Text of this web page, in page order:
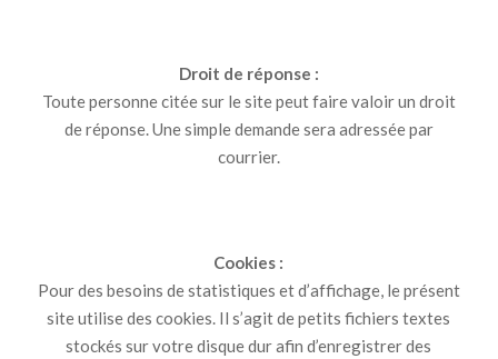
Droit de réponse :
Toute personne citée sur le site peut faire valoir un droit
de réponse. Une simple demande sera adressée par
courrier.
Cookies :
Pour des besoins de statistiques et d’affichage, le présent
site utilise des cookies. Il s’agit de petits fichiers textes
stockés sur votre disque dur afin d’enregistrer des